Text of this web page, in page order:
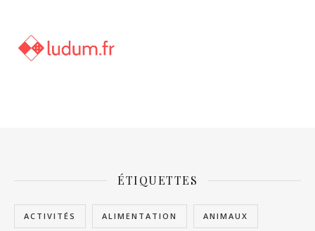
ÉTIQUETTES
ACTIVITÉS ALIMENTATION ANIMAUX